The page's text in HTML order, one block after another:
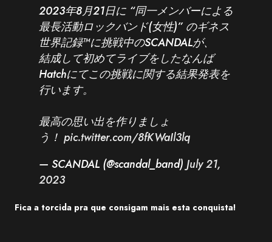
2023年8月21日に “同一メンバーによる
最長活動ロックバンド(女性)” のギネス
世界記録™️に挑戦中のSCANDALが、
結成して初めてライブをしたなんば
Hatchにてこの挑戦に関する結果発表を
行います。
最高の思い出を作りましょ
う！ pic.twitter.com/8fKWaIl3lq
— SCANDAL (@scandal_band) July 21,
2023
Fica a torcida pra que consigam mais esta conquista!